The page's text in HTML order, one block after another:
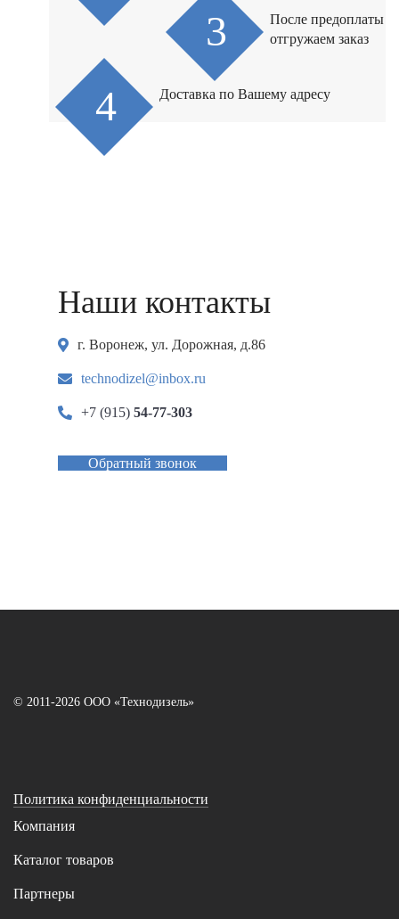
После предоплаты
отгружаем заказ
Доставка по Вашему адресу
Наши контакты
г. Воронеж, ул. Дорожная, д.86
technodizel@inbox.ru
+7 (915) 54-77-303
Обратный звонок
© 2011-2026 ООО «Технодизель»
Политика конфиденциальности
Компания
Каталог товаров
Партнеры